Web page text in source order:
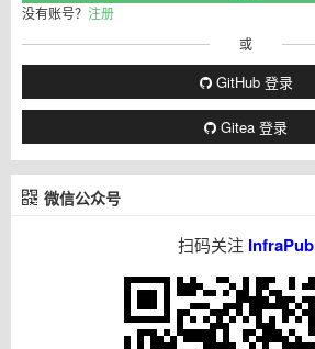
没有账号？ 注册
或
GitHub 登录
Gitea 登录
微信公众号
扫码关注 InfraPub